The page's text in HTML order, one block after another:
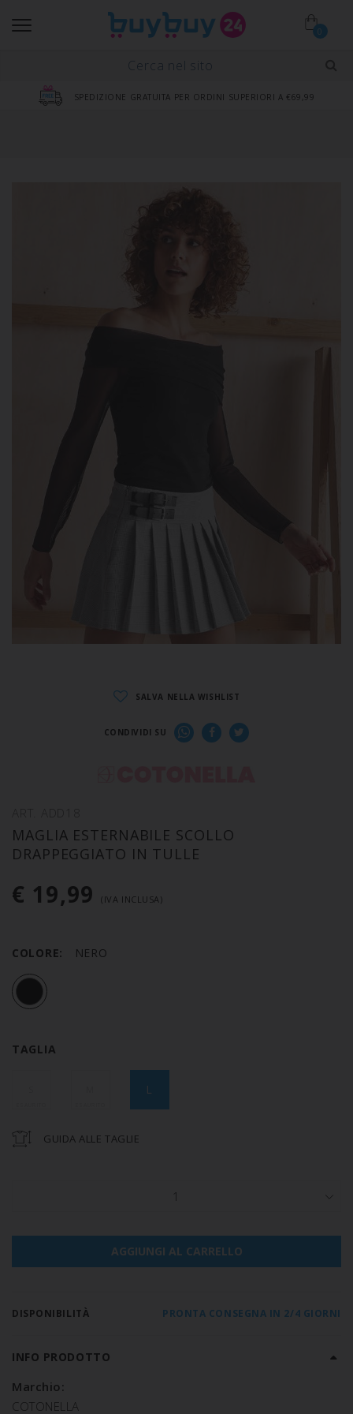
0
SPEDIZIONE GRATUITA PER ORDINI SUPERIORI A €69,99
SALVA NELLA WISHLIST
CONDIVIDI SU
MAGLIA ESTERNABILE SCOLLO
DRAPPEGGIATO IN TULLE
€ 19,99 (IVA INCLUSA)
COLORE: NERO
TAGLIA
L
GUIDA ALLE TAGLIE
1
AGGIUNGI AL CARRELLO
DISPONIBILITÀ PRONTA CONSEGNA IN 2/4 GIORNI
INFO PRODOTTO
Marchio:
COTONELLA